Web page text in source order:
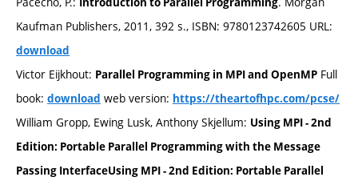
Kaufman Publishers, 2011, 392 s., ISBN: 9780123742605 URL:
download
Victor Eijkhout: Parallel Programming in MPI and OpenMP Full
book: download web version: https://theartofhpc.com/pcse/
William Gropp, Ewing Lusk, Anthony Skjellum: Using MPI - 2nd
Edition: Portable Parallel Programming with the Message
Passing InterfaceUsing MPI - 2nd Edition: Portable Parallel